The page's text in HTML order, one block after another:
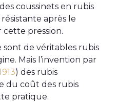
coussinets en rubis
après le
pression.
sont de véritables rubis
Mais l’invention par
) des rubis
du coût des rubis
pratique.